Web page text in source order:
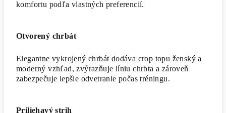
komfortu podľa vlastných preferencií.
Otvorený chrbát
Elegantne vykrojený chrbát dodáva crop topu ženský a
moderný vzhľad, zvýrazňuje líniu chrbta a zároveň
zabezpečuje lepšie odvetranie počas tréningu.
Priliehavý strih